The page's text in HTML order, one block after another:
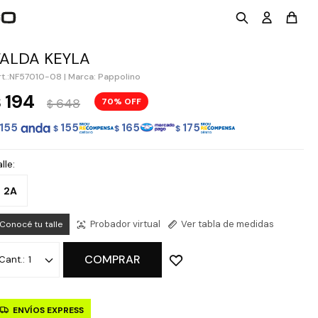
KEYLA
NF57010-08 | Marca: Pappolino
194 $ 648 70
155 $ 155 $ 165 $ 175
2A
Conocé tu talle Probador virtual Ver tabla de medidas
1 COMPRAR
ENVÍOS EXPRESS